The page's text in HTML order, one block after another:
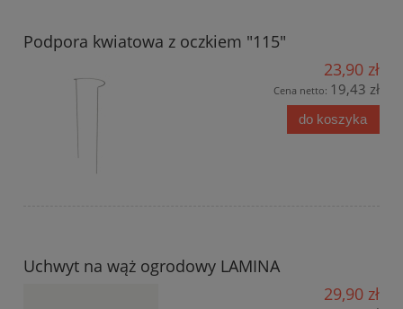
Podpora kwiatowa z oczkiem "115"
23,90 zł
Cena netto: 19,43 zł
do koszyka
Uchwyt na wąż ogrodowy LAMINA
29,90 zł